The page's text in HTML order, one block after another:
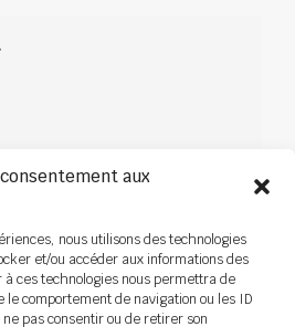
aux
nous utilisons des technologies
et/ou accéder aux informations des
ces technologies nous permettra de
comportement de navigation ou les ID
pas consentir ou de retirer son